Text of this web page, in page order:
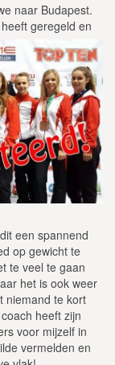
naar Budapest.
geregeld en
een spannend
op gewicht te
te veel te gaan
het is ook weer
niemand te kort
heeft zijn
voor mijzelf in
vermelden en